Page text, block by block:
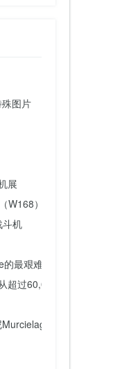
图片
展
W168）
斗机
最艰难测试
过60,000英镑开始
SV